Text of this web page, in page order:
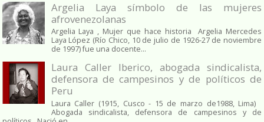
Argelia Laya símbolo de las mujeres
afrovenezolanas
Argelia Laya , Mujer que hace historia Argelia Mercedes
Laya López (Río Chico, 10 de julio de 1926-27 de noviembre
de 1997) fue una docente...
Laura Caller Iberico, abogada sindicalista,
defensora de campesinos y de políticos de
Peru
Laura Caller (1915, Cusco - 15 de marzo de1988, Lima)
Abogada sindicalista, defensora de campesinos y de